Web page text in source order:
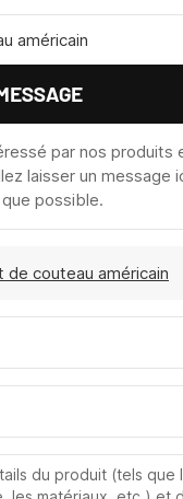
américain
par nos produits
laisser un message
possible.
de couteau américain